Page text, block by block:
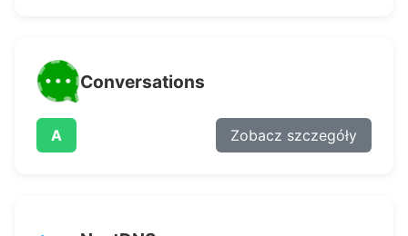
Conversations
A Zobacz szczegóły